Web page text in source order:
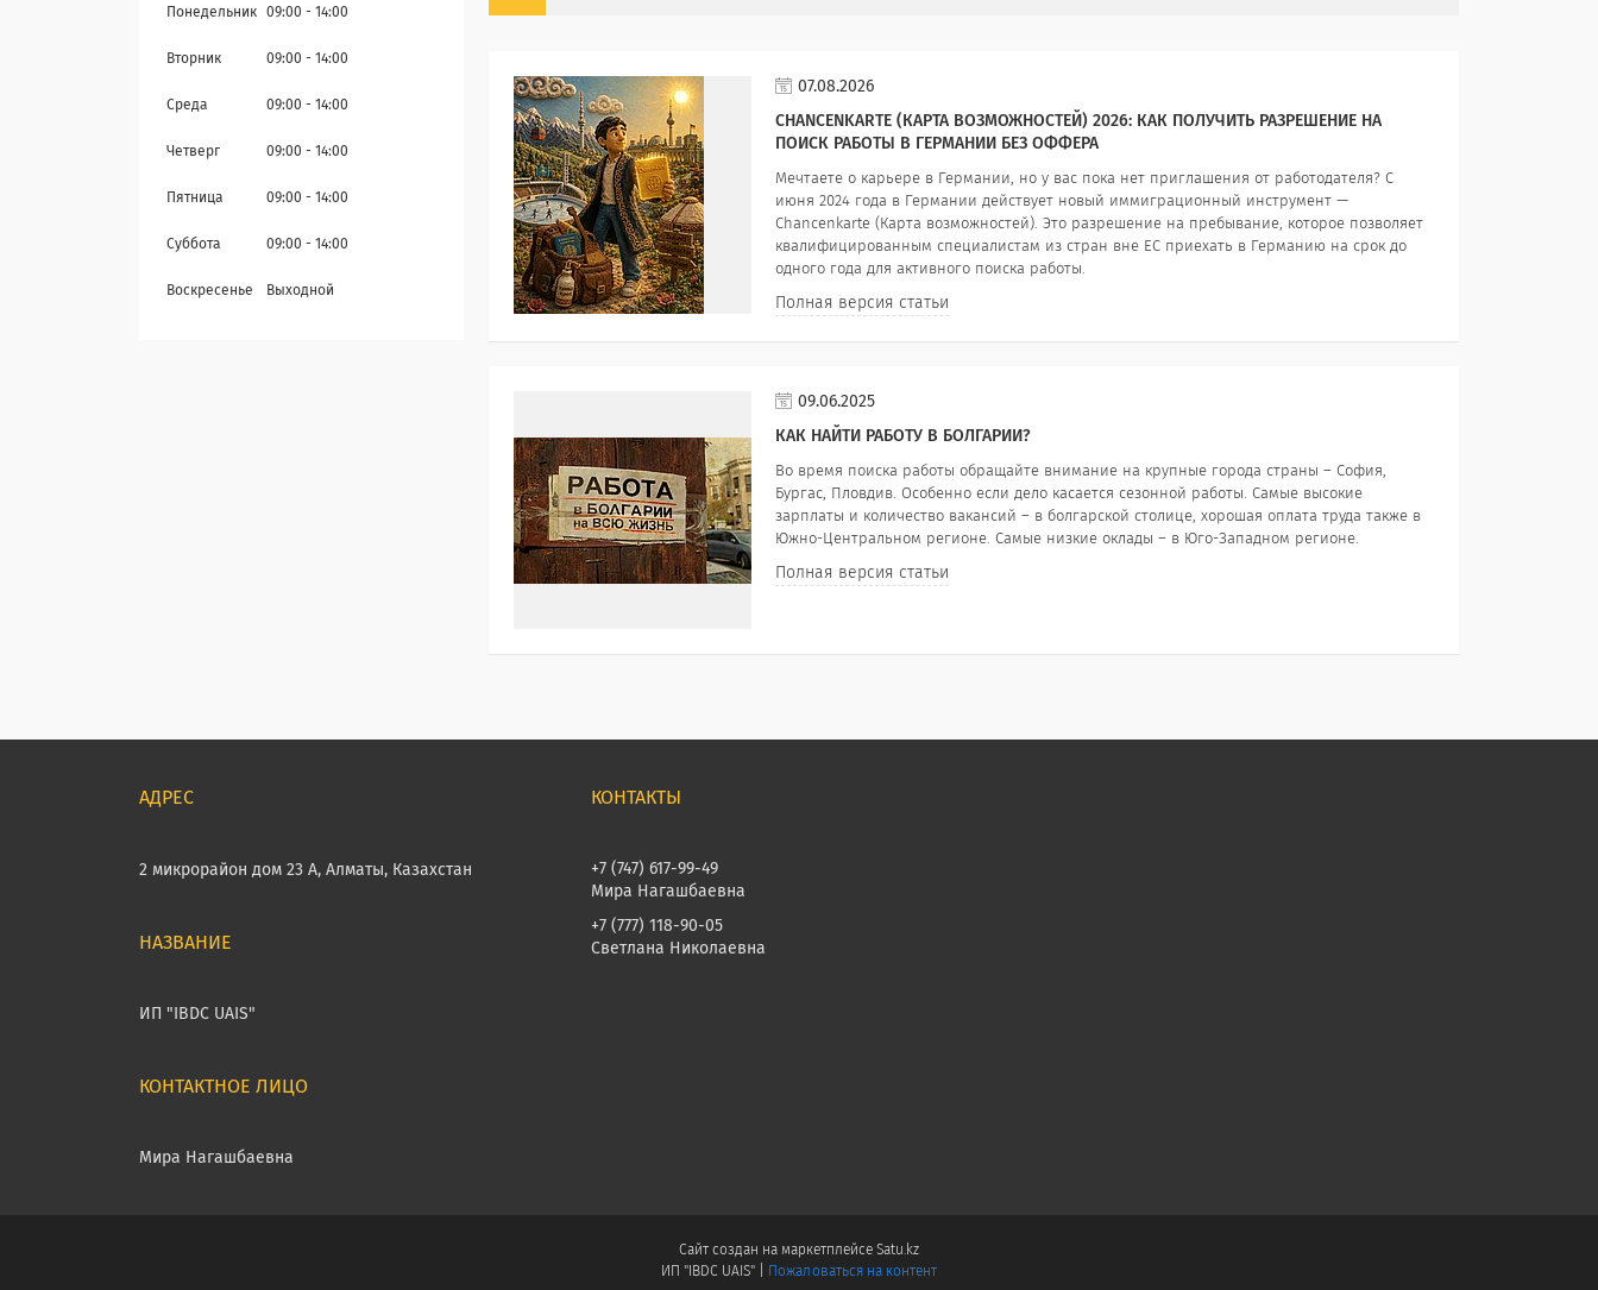
07.08.2026
CHANCENKARTE (КАРТА ВОЗМОЖНОСТЕЙ) 2026: КАК ПОЛУЧИТЬ РАЗРЕШЕНИЕ НА
ПОИСК РАБОТЫ В ГЕРМАНИИ БЕЗ ОФФЕРА
Мечтаете о карьере в Германии, но у вас пока нет приглашения от работодателя? С
июня 2024 года в Германии действует новый иммиграционный инструмент —
Chancenkarte (Карта возможностей). Это разрешение на пребывание, которое позволяет
квалифицированным специалистам из стран вне ЕС приехать в Германию на срок до
одного года для активного поиска работы.
Полная версия статьи
09.06.2025
КАК НАЙТИ РАБОТУ В БОЛГАРИИ?
Во время поиска работы обращайте внимание на крупные города страны – София,
Бургас, Пловдив. Особенно если дело касается сезонной работы. Самые высокие
зарплаты и количество вакансий – в болгарской столице, хорошая оплата труда также в
Южно-Центральном регионе. Самые низкие оклады – в Юго-Западном регионе.
Полная версия статьи
Понедельник 09:00 14:00
Вторник 09:00 14:00
Среда 09:00 14:00
Четверг 09:00 14:00
Пятница 09:00 14:00
Суббота 09:00 14:00
Воскресенье Выходной
2 микрорайон дом 23 А, Алматы, Казахстан
ИП "IBDC UAIS"
Мира Нагашбаевна
+7 (747) 617-99-49
Мира Нагашбаевна
+7 (777) 118-90-05
Светлана Николаевна
Сайт создан на маркетплейсеSatu.kz
Пожаловаться на контент